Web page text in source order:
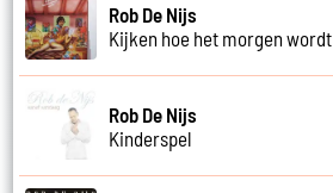
Rob De Nijs
Kijken hoe het morgen wordt
Rob De Nijs
Kinderspel